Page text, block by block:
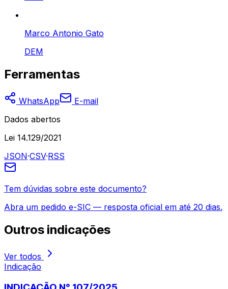
Marco Antonio Gato
DEM
Ferramentas
WhatsApp
E-mail
Dados abertos
Lei 14.129/2021
JSON·CSV·RSS
Tem dúvidas sobre este documento?
Abra um pedido e-SIC — resposta oficial em até 20 dias.
Outros indicações
Ver todos
Indicação